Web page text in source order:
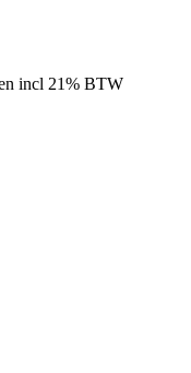
incl 21% BTW